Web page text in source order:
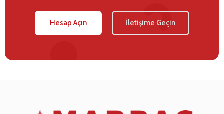
Hesap Açın İletişime Geçin